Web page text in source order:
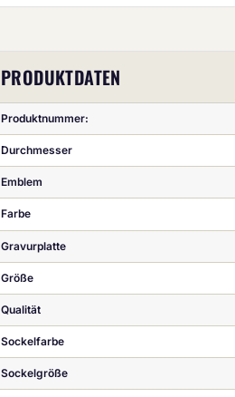
PRODUKTDATEN
Produktnummer:
Durchmesser
Emblem
Farbe
Gravurplatte
Größe
Qualität
Sockelfarbe
Sockelgröße